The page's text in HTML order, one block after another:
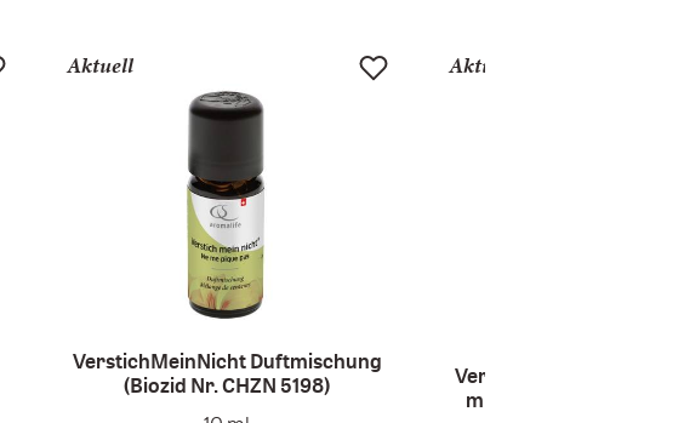
Aktuell
VerstichMeinNicht Duftmischung
(Biozid Nr. CHZN 5198)
Aktuell
VerstichMeinNicht
mit Duftstein / (Biozid